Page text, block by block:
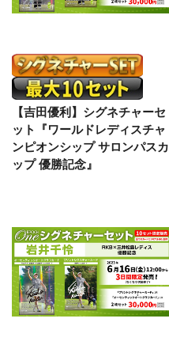
【吉田優利】シグネチャーセ
ット『ワールドレディスチャ
ンピオンシップ サロンパスカ
ップ 優勝記念』